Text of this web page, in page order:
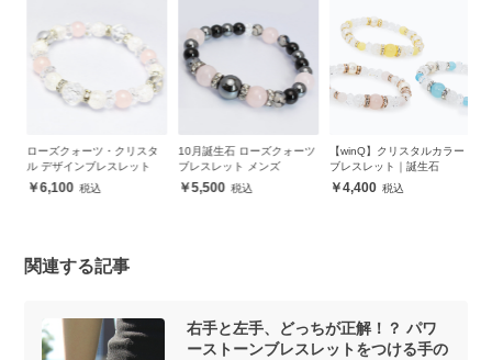
ローズクォーツ・クリスタ
ル デザインブレスレット
6,100
10月誕生石 ローズクォーツ
ブレスレット メンズ
5,500
【winQ】クリスタルカラー
ブレスレット｜誕生石
4,400
関連する記事
右手と左手、どっちが正解！？ パワ
ーストーンブレスレットをつける手の